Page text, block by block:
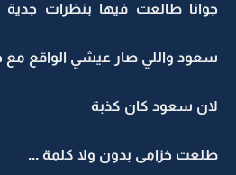
جوانا طالعت فيها بنظرات
سعود واللي صار عيشي الواقع مع
لان سعود كان كذبة
طلعت خزامى بدون ولا كلمة ...